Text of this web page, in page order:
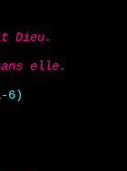
Dieu.
elle.
6)